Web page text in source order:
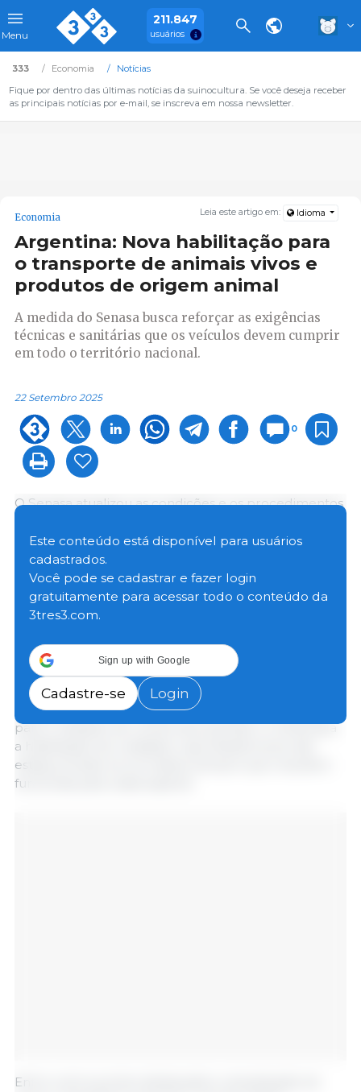
Menu
211.847
usuários
333 Economia
Notícias
Fique por dentro das últimas notícias da suinocultura. Se você deseja receber
as principais notícias por e-mail, se inscreva em nossa newsletter.
Leia este artigo em: Idioma
Economia
Argentina: Nova habilitação para
o transporte de animais vivos e
produtos de origem animal
A medida do Senasa busca reforçar as exigências
técnicas e sanitárias que os veículos devem cumprir
em todo o território nacional.
22 Setembro 2025
0
O Senasa atualizou as condições e os procedimentos
produtos de origem animal, melhorando as
exigências técnicas e sanitárias que devem ser
cumpridas em todo o território nacional, a fim de
fortalecer um elo fundamental da cadeia
agroprodutiva.
A nova medida, normatizada na Resolução Senasa
N.º 723/2025, publicada hoje no Boletim Oficial,
incorpora — entre outras medidas — novos tipos de
transporte, como o “Bitren”, um veículo articulado
para o traslado de numerosos animais, e contempla
a habilitação de unidades cuja infraestrutura não
esteja prevista na normativa, sempre que resultem
funcionais para cada espécie.
Entre outros pontos destacados, a atualização do
Este conteúdo está disponível para usuários
cadastrados.
Você pode se cadastrar e fazer login
gratuitamente para acessar todo o conteúdo da
3tres3.com.
Sign up with Google
Cadastre-se Login